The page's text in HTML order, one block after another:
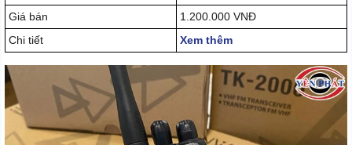
Giá bán
1.200.000 VNĐ
Chi tiết
Xem thêm